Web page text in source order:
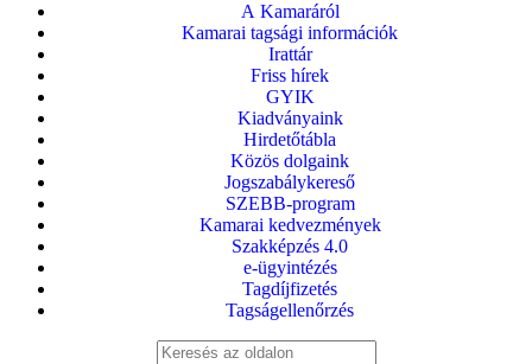
A Kamaráról
Kamarai tagsági információk
Irattár
Friss hírek
GYIK
Kiadványaink
Hirdetőtábla
Közös dolgaink
Jogszabálykereső
SZEBB-program
Kamarai kedvezmények
Szakképzés 4.0
e-ügyintézés
Tagdíjfizetés
Tagságellenőrzés